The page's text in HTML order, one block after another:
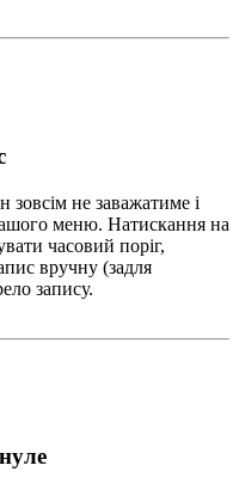
не заважатиме і
меню. Натискання на
часовий поріг,
вручну (задля
запису.